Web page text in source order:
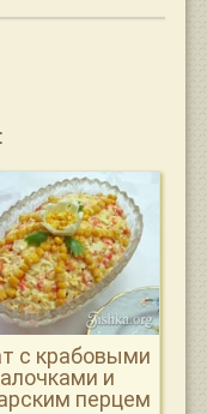
с крабовыми
и
перцем